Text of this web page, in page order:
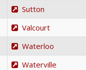
Sutton
Valcourt
Waterloo
Waterville